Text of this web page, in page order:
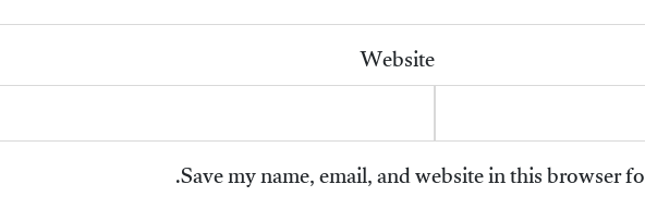
Website
Save my name, email, and website in this browser